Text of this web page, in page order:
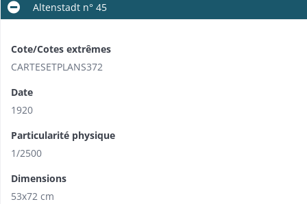
Altenstadt n° 45
Cote/Cotes extrêmes
CARTESETPLANS372
Date
1920
Particularité physique
1/2500
Dimensions
53x72 cm